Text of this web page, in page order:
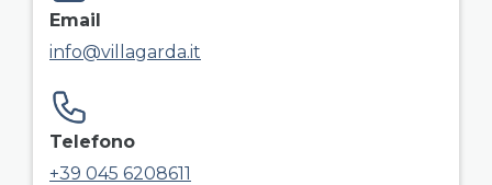
Email
info@villagarda.it
Telefono
+39 045 6208611